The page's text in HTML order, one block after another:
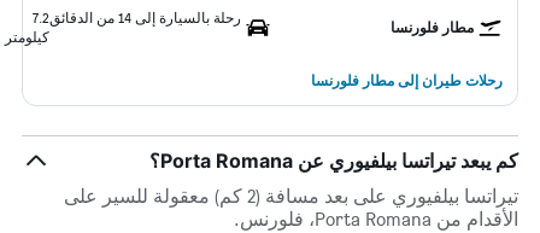
مطار فلورنسا
رحلة بالسيارة إلى 14 من الدقائق
7.2
كيلومتر
رحلات طيران إلى مطار فلورنسا
كم يبعد تيراتسا بيلفيوري عن Porta Romana؟
تيراتسا بيلفيوري على بعد مسافة (2 كم) معقولة للسير على
الأقدام من Porta Romana، فلورنس.